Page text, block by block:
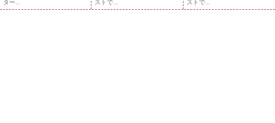
ター...
ストで...
ストで...